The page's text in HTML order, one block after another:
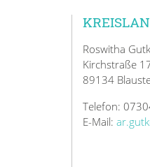
Roswitha
Kirchstraße
89134
Telefon:
E-Mail: